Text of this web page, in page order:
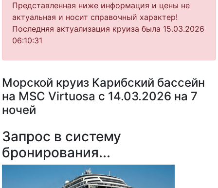
Представленная ниже информация и цены не
актуальная и носит справочный характер!
Последняя актуализация круиза была 15.03.2026
06:10:31
Морской круиз Карибский бассейн
на MSC Virtuosa с 14.03.2026 на 7
ночей
Запрос в систему
бронирования...